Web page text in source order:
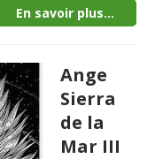
En savoir plus...
Ange
Sierra
de la
Mar III